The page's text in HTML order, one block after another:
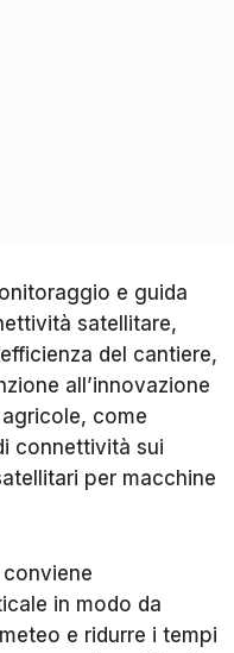
e guida
satellitare,
del cantiere,
all’innovazione
come
connettività sui
per macchine
in modo da
e ridurre i tempi